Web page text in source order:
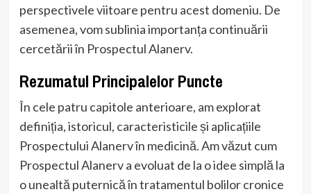
perspectivele viitoare pentru acest domeniu. De
asemenea, vom sublinia importanța continuării
cercetării în Prospectul Alanerv.
Rezumatul Principalelor Puncte
În cele patru capitole anterioare, am explorat
definiția, istoricul, caracteristicile și aplicațiile
Prospectului Alanerv în medicină. Am văzut cum
Prospectul Alanerv a evoluat de la o idee simplă la
o unealtă puternică în tratamentul bolilor cronice